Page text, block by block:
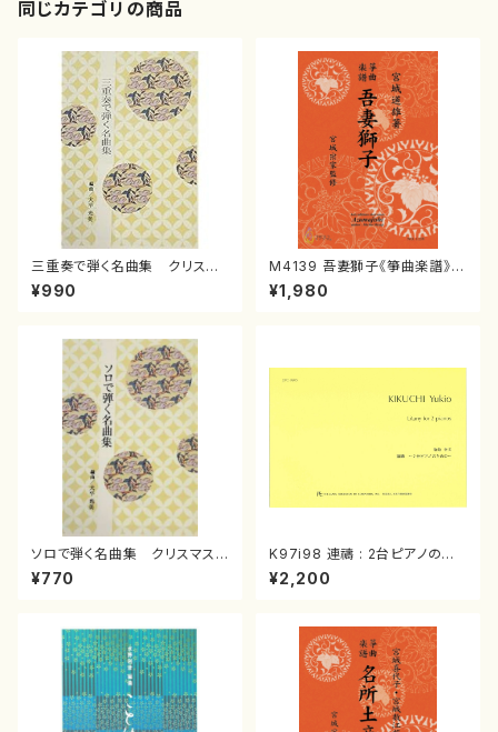
同じカテゴリの商品
三重奏で弾く名曲集 クリスマ
スメドレー( 箏2/大平光美 編
曲/楽譜）
¥990
M4139 吾妻獅子《箏曲楽譜》
（箏/宮城道雄著・宮城宗家監修/
箏曲古典楽譜）
¥1,980
ソロで弾く名曲集 クリスマス・
イブ／恋人がサンタクロース(
箏独奏 /大平光美 編曲/楽
¥770
K97i98 連禱 : 2台ピアノのた
めの（2 Pianos / 菊池 幸夫 /
楽譜）
¥2,200